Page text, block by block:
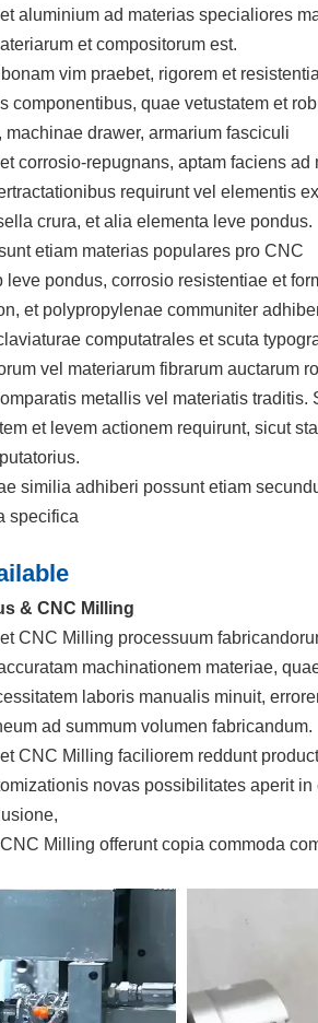
aluminium ad materias specialiores
et compositorum est.
vim praebet, rigorem et
componentibus, quae vetustatem et
drawer, armarium fasciculi
corrosio-repugnans, aptam faciens ad
requirunt vel elementis
crura, et alia elementa leve pondus.
etiam materias populares pro CNC
pondus, corrosio resistentiae et
et polypropylenae communiter
computatrales et scuta
vel materiarum fibrarum auctarum
metallis vel materiatis traditis.
et levem actionem requirunt, sicut
similia adhiberi possunt etiam
specifica
& CNC Milling
CNC Milling processuum
machinationem materiae,
laboris manualis minuit,
ad summum volumen fabricandum.
CNC Milling faciliorem reddunt
novas possibilitates aperit
Milling offerunt copia commoda